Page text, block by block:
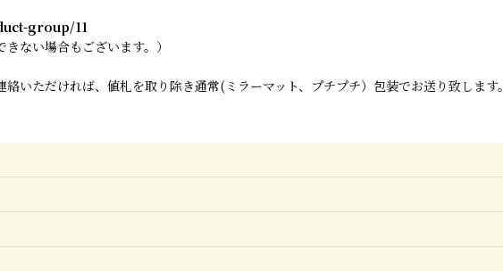
group/11
ない場合もございます。）
いただければ、値札を取り除き通常(ミラーマット、プチプチ）包装でお送り致します。